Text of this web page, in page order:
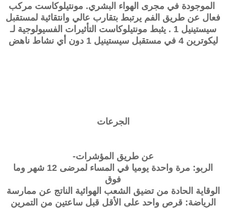
الموجودة في مجرى الهواء البشري. مونتيلوكاست مركب
فعال عن طريق الفم يرتبط بتقارب عالي وانتقائية لمستقبل
سيستينيل 1 . يثبط مونتيلوكاست التأثيرات الفسيولوجية لـ
ليكوترين 4 في مستقبل سيستينيل 1 دون أي نشاط ناهض
الجرعات
عن طريق المؤشرات-
الربو: مرة واحدة يوميا في المساء لمرضى 12 شهر وما
فوق
الوقاية الحادة من تضيق الشعب الهوائية الناتج عن ممارسة
الرياضة: قرص واحد على الأقل قبل ساعتين من التمرين